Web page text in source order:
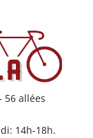
56 allées
14h-18h.